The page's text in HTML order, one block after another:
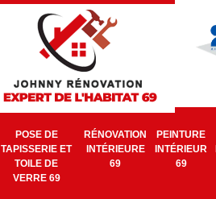
POSE DE
TAPISSERIE ET
TOILE DE
VERRE 69
RÉNOVATION
INTÉRIEURE
69
PEINTURE
INTÉRIEUR
69